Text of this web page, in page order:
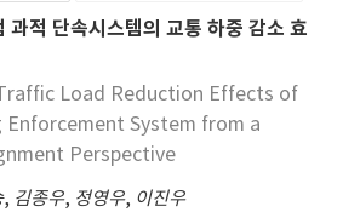
과적 단속시스템의 교통 하중 감소 효
Load Reduction Effects of
Enforcement System from a
Perspective
, 김종우, 정영우, 이진우